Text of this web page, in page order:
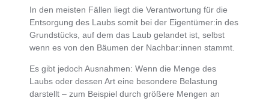
In den meisten Fällen liegt dieVerantwortung für die
Entsorgung des Laubs somit bei der Eigentümer:in des
Grundstücks, auf dem das Laub gelandet ist , selbst
wenn es von den Bäumen der Nachbar:innen stammt.
Es gibt jedoch Ausnahmen:Wenn die Menge des
Laubs oder dessen Art eine besondere Belastung
darstellt – zum Beispiel durch größere Mengen an